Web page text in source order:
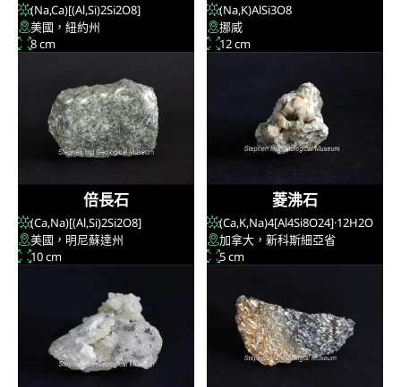
(Na,Ca)[(Al,Si)2Si2O8]
美國，紐約州
8 cm
(Na,K)AlSi3O8
挪威
12 cm
倍長石
(Ca,Na)[(Al,Si)2Si2O8]
美國，明尼蘇達州
10 cm
菱沸石
(Ca,K,Na)4[Al4Si8O24]·12H2O
加拿大，新科斯細亞省
5 cm